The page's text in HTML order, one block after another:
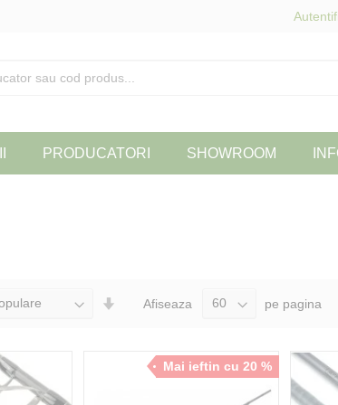
PRODUCATORI SHOWROOM
SeteazaAfiseaza pe pagina
Mai ieftin cu 20 %